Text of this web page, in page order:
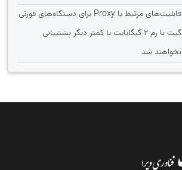
قابلیت‌های مرتبط با Proxy برای دستگاه‌های فورتی
گیت با رم 2 گیگابایت یا کمتر دیگر پشتیبانی
نخواهند شد